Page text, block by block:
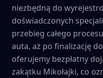
niezbędną do
doświadczonych
przebieg całego
auta, aż po finalizację
oferujemy bezpłatny
zakątku Mikołajki, co